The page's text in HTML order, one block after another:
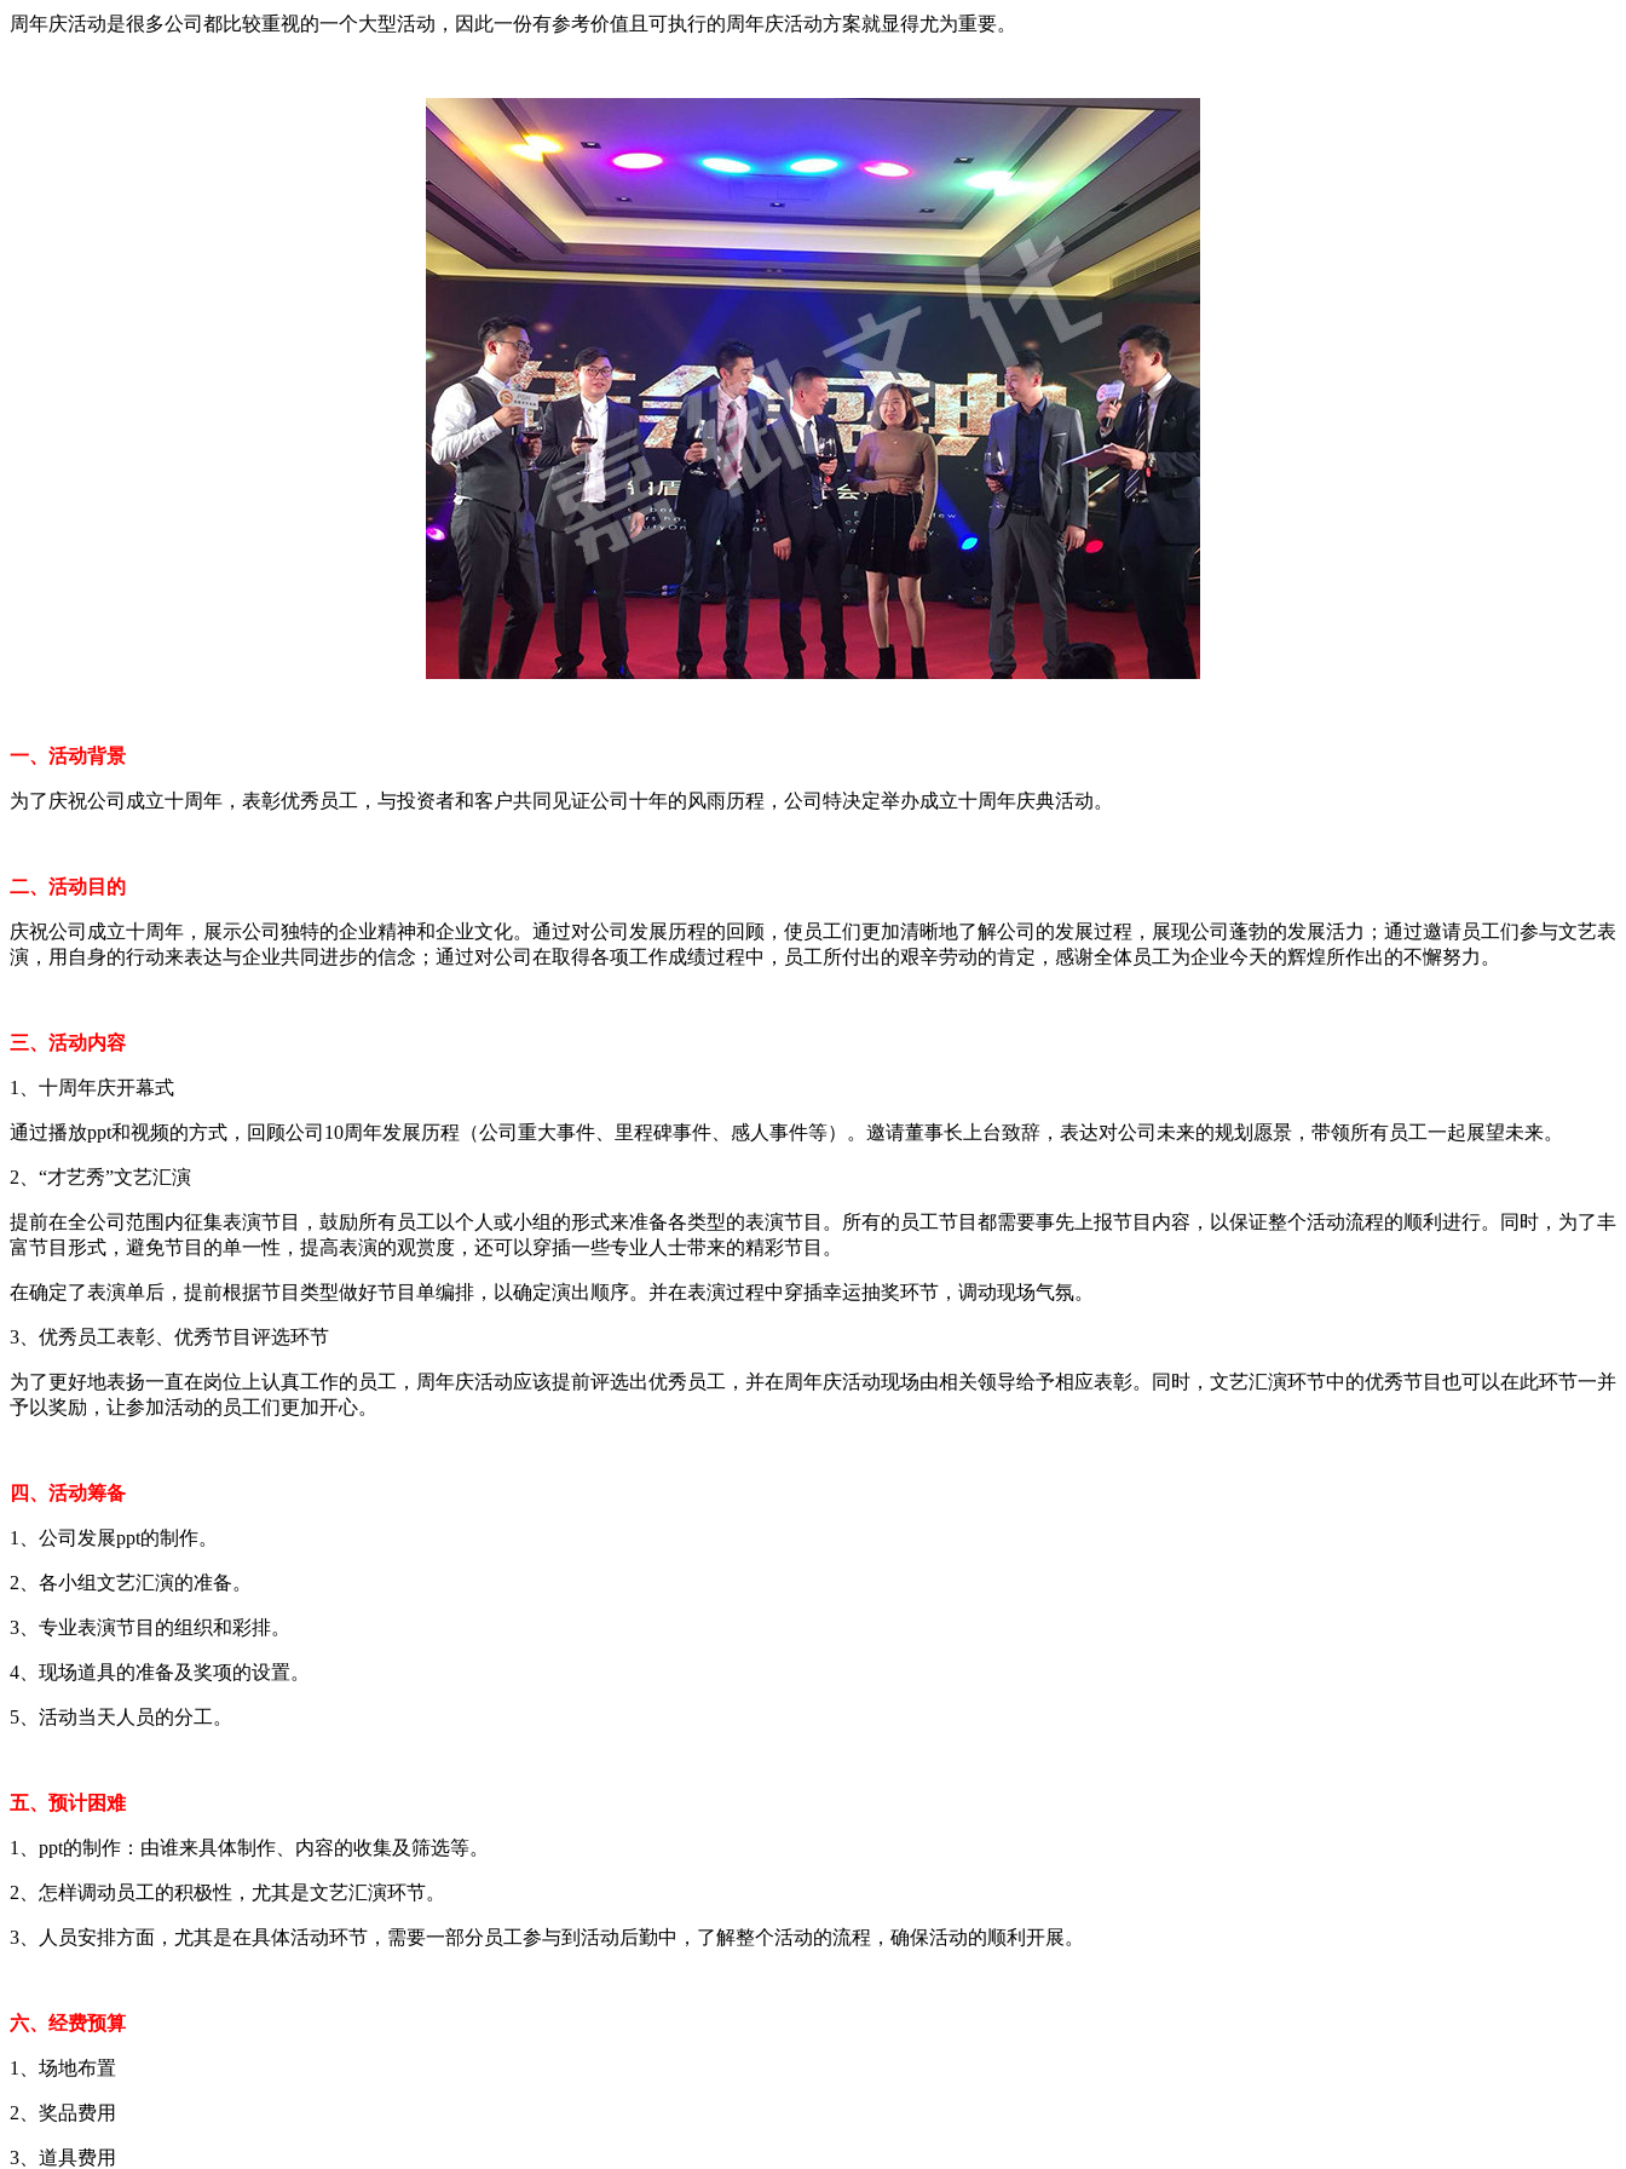
周年庆活动是很多公司都比较重视的一个大型活动，因此一份有参考价值且可执行的周年庆活动方案就显得尤为重要。
一、活动背景
为了庆祝公司成立十周年，表彰优秀员工，与投资者和客户共同见证公司十年的风雨历程，公司特决定举办成立十周年庆典活动。
二、活动目的
庆祝公司成立十周年，展示公司独特的企业精神和企业文化。通过对公司发展历程的回顾，使员工们更加清晰地了解公司的发展过程，展现公司蓬勃的发展活力；通过邀请员工们参与文艺表
演，用自身的行动来表达与企业共同进步的信念；通过对公司在取得各项工作成绩过程中，员工所付出的艰辛劳动的肯定，感谢全体员工为企业今天的辉煌所作出的不懈努力。
三、活动内容
1、十周年庆开幕式
通过播放ppt和视频的方式，回顾公司10周年发展历程（公司重大事件、里程碑事件、感人事件等）。邀请董事长上台致辞，表达对公司未来的规划愿景，带领所有员工一起展望未来。
2、“才艺秀”文艺汇演
提前在全公司范围内征集表演节目，鼓励所有员工以个人或小组的形式来准备各类型的表演节目。所有的员工节目都需要事先上报节目内容，以保证整个活动流程的顺利进行。同时，为了丰
富节目形式，避免节目的单一性，提高表演的观赏度，还可以穿插一些专业人士带来的精彩节目。
在确定了表演单后，提前根据节目类型做好节目单编排，以确定演出顺序。并在表演过程中穿插幸运抽奖环节，调动现场气氛。
3、优秀员工表彰、优秀节目评选环节
为了更好地表扬一直在岗位上认真工作的员工，周年庆活动应该提前评选出优秀员工，并在周年庆活动现场由相关领导给予相应表彰。同时，文艺汇演环节中的优秀节目也可以在此环节一并
予以奖励，让参加活动的员工们更加开心。
四、活动筹备
1、公司发展ppt的制作。
2、各小组文艺汇演的准备。
3、专业表演节目的组织和彩排。
4、现场道具的准备及奖项的设置。
5、活动当天人员的分工。
五、预计困难
1、ppt的制作：由谁来具体制作、内容的收集及筛选等。
2、怎样调动员工的积极性，尤其是文艺汇演环节。
3、人员安排方面，尤其是在具体活动环节，需要一部分员工参与到活动后勤中，了解整个活动的流程，确保活动的顺利开展。
六、经费预算
1、场地布置
2、奖品费用
3、道具费用